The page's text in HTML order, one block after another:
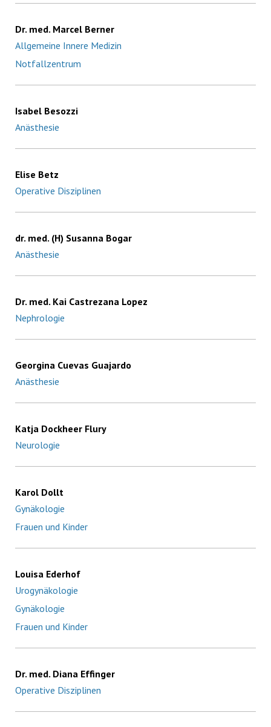
Dr. med. Marcel Berner
Allgemeine Innere Medizin
Notfallzentrum
Isabel Besozzi
Anästhesie
Elise Betz
Operative Disziplinen
dr. med. (H) Susanna Bogar
Anästhesie
Dr. med. Kai Castrezana Lopez
Nephrologie
Georgina Cuevas Guajardo
Anästhesie
Katja Dockheer Flury
Neurologie
Karol Dollt
Gynäkologie
Frauen und Kinder
Louisa Ederhof
Urogynäkologie
Gynäkologie
Frauen und Kinder
Dr. med. Diana Effinger
Operative Disziplinen